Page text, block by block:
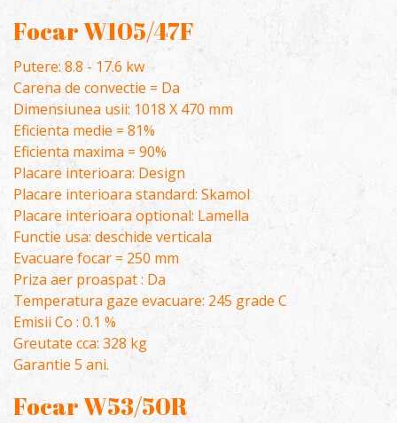
Focar W105/47F
Putere: 8.8 - 17.6 kw
Carena de convectie = Da
Dimensiunea usii: 1018 X 470 mm
Eficienta medie = 81%
Eficienta maxima = 90%
Placare interioara: Design
Placare interioara standard: Skamol
Placare interioara optional: Lamella
Functie usa: deschide verticala
Evacuare focar = 250 mm
Priza aer proaspat : Da
Temperatura gaze evacuare: 245 grade C
Emisii Co : 0.1 %
Greutate cca: 328 kg
Garantie 5 ani.
Focar W53/50R